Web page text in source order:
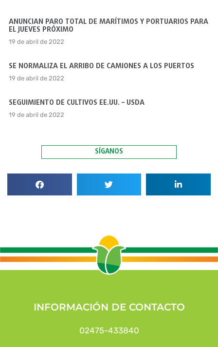
ANUNCIAN PARO TOTAL DE MARÍTIMOS Y PORTUARIOS PARA
EL JUEVES PRÓXIMO
19 de abril de 2022
SE NORMALIZA EL ARRIBO DE CAMIONES A LOS PUERTOS
19 de abril de 2022
SEGUIMIENTO DE CULTIVOS EE.UU. – USDA
19 de abril de 2022
SÍGANOS
INFORMACIÓN DE CONTACTO
02475-433840